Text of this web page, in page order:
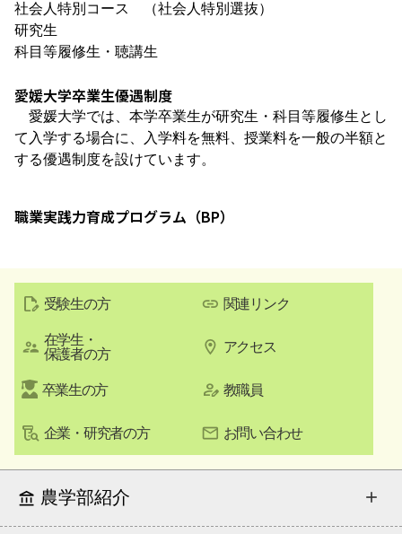
社会人特別コース （社会人特別選抜）
研究生
科目等履修生・聴講生
愛媛大学卒業生優遇制度
愛媛大学では、本学卒業生が研究生・科目等履修生とし
て入学する場合に、入学料を無料、授業料を一般の半額と
する優遇制度を設けています。
職業実践力育成プログラム（BP）
受験生の方
在学生・
保護者の方
卒業生の方
企業・研究者の方
関連リンク
アクセス
教職員
お問い合わせ
農学部紹介